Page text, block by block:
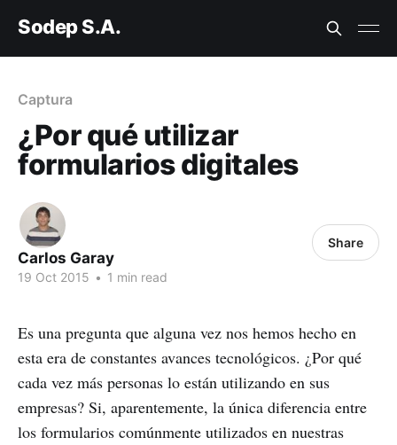
Sodep S.A.
Captura
¿Por qué utilizar
formularios digitales
Carlos Garay
19 Oct 2015 • 1 min read
Share
Es una pregunta que alguna vez nos hemos hecho en
esta era de constantes avances tecnológicos. ¿Por qué
cada vez más personas lo están utilizando en sus
empresas? Si, aparentemente, la única diferencia entre
los formularios comúnmente utilizados en nuestras